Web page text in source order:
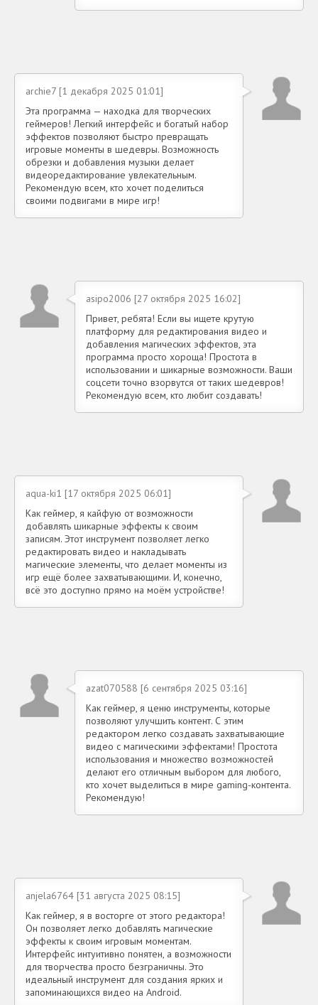
archie7 [1 декабря 2025 01:01]
Эта программа — находка для творческих
геймеров! Легкий интерфейс и богатый набор
эффектов позволяют быстро превращать
игровые моменты в шедевры. Возможность
обрезки и добавления музыки делает
видеоредактирование увлекательным.
Рекомендую всем, кто хочет поделиться
своими подвигами в мире игр!
asipo2006 [27 октября 2025 16:02]
Привет, ребята! Если вы ищете крутую
платформу для редактирования видео и
добавления магических эффектов, эта
программа просто хороща! Простота в
использовании и шикарные возможности. Ваши
соцсети точно взорвутся от таких шедевров!
Рекомендую всем, кто любит создавать!
aqua-ki1 [17 октября 2025 06:01]
Как геймер, я кайфую от возможности
добавлять шикарные эффекты к своим
записям. Этот инструмент позволяет легко
редактировать видео и накладывать
магические элементы, что делает моменты из
игр ещё более захватывающими. И, конечно,
всё это доступно прямо на моём устройстве!
azat070588 [6 сентября 2025 03:16]
Как геймер, я ценю инструменты, которые
позволяют улучшить контент. С этим
редактором легко создавать захватывающие
видео с магическими эффектами! Простота
использования и множество возможностей
делают его отличным выбором для любого,
кто хочет выделиться в мире gaming-контента.
Рекомендую!
anjela6764 [31 августа 2025 08:15]
Как геймер, я в восторге от этого редактора!
Он позволяет легко добавлять магические
эффекты к своим игровым моментам.
Интерфейс интуитивно понятен, а возможности
для творчества просто безграничны. Это
идеальный инструмент для создания ярких и
запоминающихся видео на Android.